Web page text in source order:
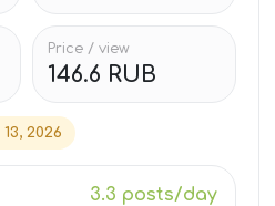
Price / view
146.6 RUB
13, 2026
3.3 posts/day